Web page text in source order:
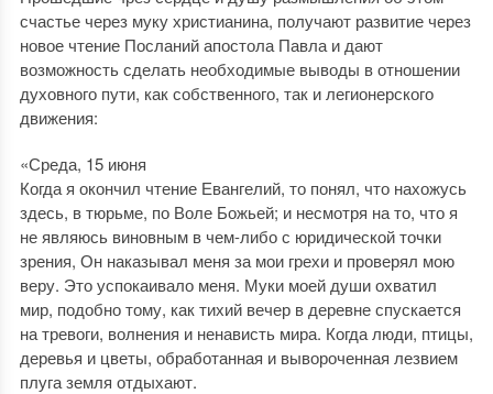
счастье через муку христианина, получают развитие через
новое чтение Посланий апостола Павла и дают
возможность сделать необходимые выводы в отношении
духовного пути, как собственного, так и легионерского
движения:
«Среда, 15 июня
Когда я окончил чтение Евангелий, то понял, что нахожусь
здесь, в тюрьме, по Воле Божьей; и несмотря на то, что я
не являюсь виновным в чем-либо с юридической точки
зрения, Он наказывал меня за мои грехи и проверял мою
веру. Это успокаивало меня. Муки моей души охватил
мир, подобно тому, как тихий вечер в деревне спускается
на тревоги, волнения и ненависть мира. Когда люди, птицы,
деревья и цветы, обработанная и вывороченная лезвием
плуга земля отдыхают.